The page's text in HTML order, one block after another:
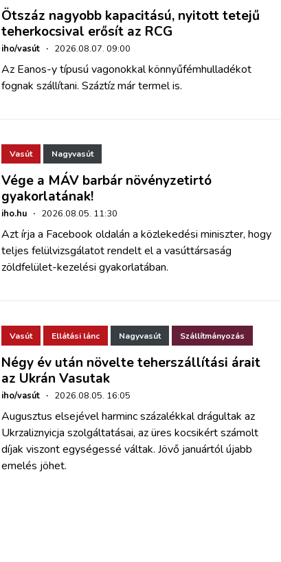
Ötszáz nagyobb kapacitású, nyitott tetejű
teherkocsival erősít az RCG
iho/vasút · 2026.08.07. 09:00
Az Eanos-y típusú vagonokkal könnyűfémhulladékot
fognak szállítani. Száztíz már termel is.
Vasút Nagyvasút
Vége a MÁV barbár növényzetirtó
gyakorlatának!
iho.hu · 2026.08.05. 11:30
Azt írja a Facebook oldalán a közlekedési miniszter, hogy
teljes felülvizsgálatot rendelt el a vasúttársaság
zöldfelület-kezelési gyakorlatában.
Vasút Ellátási lánc Nagyvasút Szállítmányozás
Négy év után növelte teherszállítási árait
az Ukrán Vasutak
iho/vasút · 2026.08.05. 16:05
Augusztus elsejével harminc százalékkal drágultak az
Ukrzaliznyicja szolgáltatásai, az üres kocsikért számolt
díjak viszont egységessé váltak. Jövő januártól újabb
emelés jöhet.